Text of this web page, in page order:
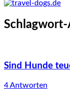
Sind Hunde
4 Antworten